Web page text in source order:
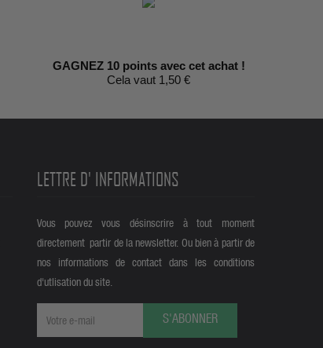
GAGNEZ 10 points avec cet achat !
Cela vaut 1,50 €
LETTRE D' INFORMATIONS
Vous pouvez vous désinscrire à tout moment
directement partir de la newsletter. Ou bien à partir de
nos informations de contact dans les conditions
d'utlisation du site.
S'ABONNER